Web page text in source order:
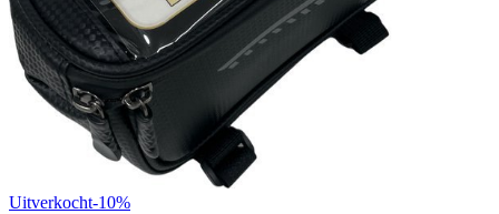
Uitverkocht-10%